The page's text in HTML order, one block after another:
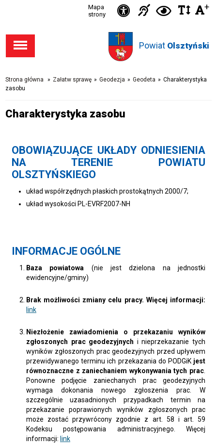
Przejdź
dostępności
Przejdź
głównego
Przejdź
wyszukiwarki
Przejdź
Powiat Olsztyński
Mapa
strony
Ikonka
dostępności
IkonkaIkonka
w
+
Strona główna » Załatw sprawę » Geodezja » Geodeta » Charakterystyka
zasobu
Charakterystyka zasobu
OBOWIĄZUJĄCE UKŁADY ODNIESIENIA
NA TERENIE POWIATU
OLSZTYŃSKIEGO
układ współrzędnych płaskich prostokątnych 2000/7;
układ wysokości PL-EVRF2007-NH
INFORMACJE OGÓLNE
Baza powiatowa (nie jest dzielona na jednostki
ewidencyjne/gminy)
Brak możliwości zmiany celu pracy. Więcej informacji:
link
Niezłożenie zawiadomienia o przekazaniu wyników
zgłoszonych prac geodezyjnych i nieprzekazanie tych
wyników zgłoszonych prac geodezyjnych przed upływem
przewidywanego terminu ich przekazania do PODGiK jest
równoznaczne z zaniechaniem wykonywania tych prac
Ponowne podjęcie zaniechanych prac geodezyjnych
wymaga dokonania nowego zgłoszenia prac. W
szczególnie uzasadnionych przypadkach termin na
przekazanie poprawionych wyników zgłoszonych prac
może zostać przywrócony zgodnie z art. 58 i art. 59
Kodeksu postępowania administracyjnego. Więcej
informacji: link